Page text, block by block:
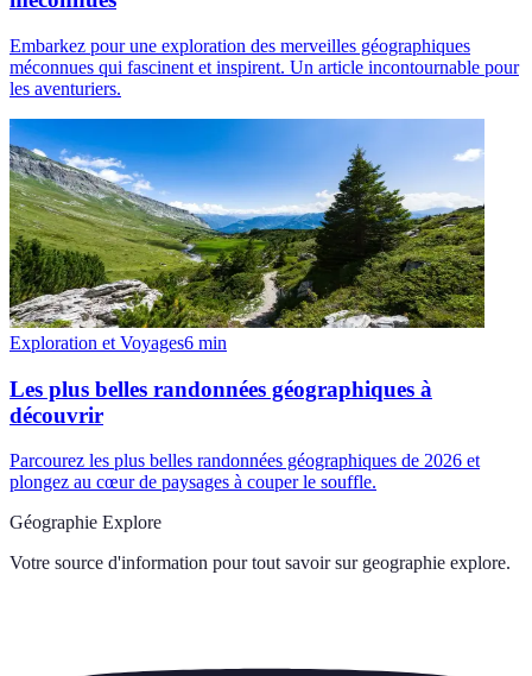
Embarkez pour une exploration des merveilles géographiques
méconnues qui fascinent et inspirent. Un article incontournable pour
les aventuriers.
Exploration et Voyages6 min
Les plus belles randonnées géographiques à
découvrir
Parcourez les plus belles randonnées géographiques de 2026 et
plongez au cœur de paysages à couper le souffle.
Géographie Explore
Votre source d'information pour tout savoir sur geographie explore.